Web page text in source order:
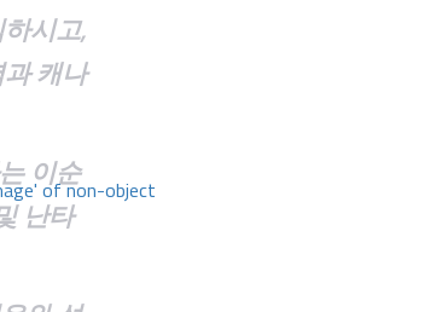
of non-object
시고,
캐나
이순
난타